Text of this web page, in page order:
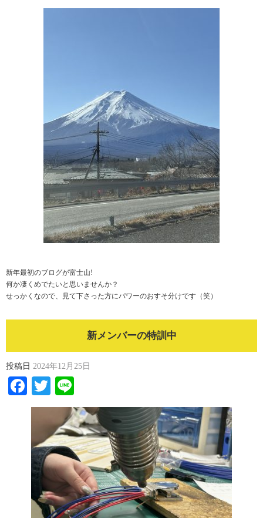
新年最初のブログが富士山!
何か凄くめでたいと思いませんか？
せっかくなので、見て下さった方にパワーのおすそ分けです（笑）
新メンバーの特訓中
投稿日 2024年12月25日
Facebook
Twitter